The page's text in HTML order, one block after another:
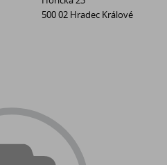
500 02 Hradec Králové